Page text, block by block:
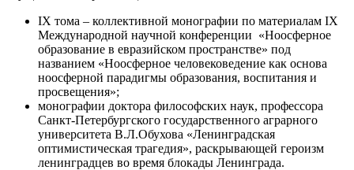
IX тома – коллективной монографии по материалам IX
Международной научной конференции «Ноосферное
образование в евразийском пространстве» под
названием «Ноосферное человековедение как основа
ноосферной парадигмы образования, воспитания и
просвещения»;
монографии доктора философских наук, профессора
Санкт-Петербургского государственного аграрного
университета В.Л.Обухова «Ленинградская
оптимистическая трагедия», раскрывающей героизм
ленинградцев во время блокады Ленинграда.